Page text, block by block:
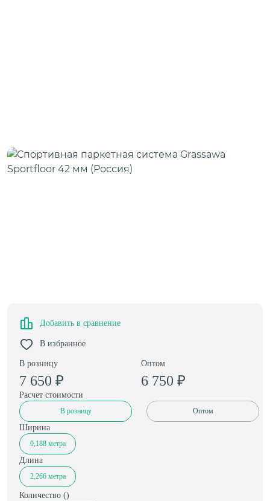
В розницу
7 650 ₽
Оптом
6 750 ₽
Добавить в сравнение
В избранное
Расчет стоимости
В розницу Оптом
Ширина
0,188 метра
Длина
2,266 метра
Количество ()